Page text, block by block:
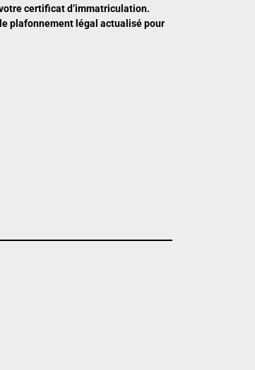
certificat d’immatriculation.
plafonnement légal actualisé pour